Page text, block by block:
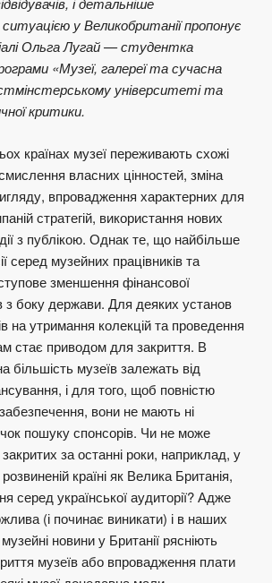
у Великобританії пропонує
Ольга Лугай — студентка
«Музеї, галереї та сучасна
університеті та
критики.
країнах музеї переживають схожі
власних цінностей, зміна
впровадження характерних для
стратегій, використання нових
з публікою. Однак те, що найбільше
серед музейних працівників та
зменшення фінансової
з боку держави. Для деяких установ
на утримання колекцій та проведення
стає приводом для закриття. В
більшість музеїв залежать від
і для того, щоб повністю
вони не мають ні
пошуку спонсорів. Чи не може
закритих за останні роки, наприклад, у
країні як Велика Британія,
серед української аудиторії? Адже
(і починає виникати) і в наших
новини у Британії рясніють
музеїв або впровадження плати